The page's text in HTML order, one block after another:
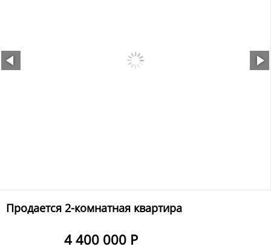
Продается 2-комнатная квартира
4 400 000 Р